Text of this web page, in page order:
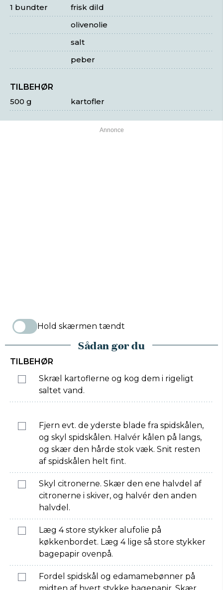
frisk dild
1 bundter
olivenolie
salt
peber
TILBEHØR
kartofler
500 g
Hold skærmen tændt
Sådan gør du
TILBEHØR
Skræl kartoflerne og kog dem i rigeligt
saltet vand.
Fjern evt. de yderste blade fra spidskålen,
og skyl spidskålen. Halvér kålen på langs,
og skær den hårde stok væk. Snit resten
af spidskålen helt fint.
Skyl citronerne. Skær den ene halvdel af
citronerne i skiver, og halvér den anden
halvdel.
Læg 4 store stykker alufolie på
køkkenbordet. Læg 4 lige så store stykker
bagepapir ovenpå.
Fordel spidskål og edamamebønner på